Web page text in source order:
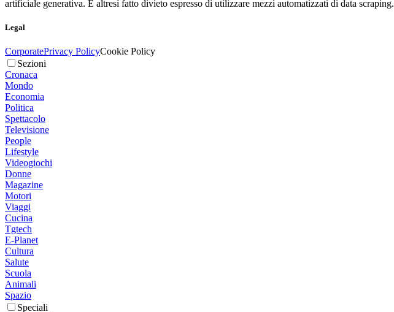
artificiale generativa. È altresì fatto divieto espresso di utilizzare mezzi automatizzati di data scraping.
Legal
CorporatePrivacy PolicyCookie Policy
Sezioni
Cronaca
Mondo
Economia
Politica
Spettacolo
Televisione
People
Lifestyle
Videogiochi
Donne
Magazine
Motori
Viaggi
Cucina
Tgtech
E-Planet
Cultura
Salute
Scuola
Animali
Spazio
Speciali